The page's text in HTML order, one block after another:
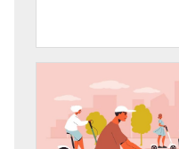
couverture
(conseillée)